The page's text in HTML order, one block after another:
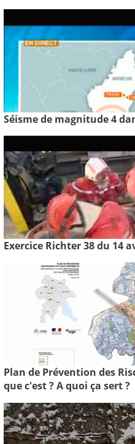
Séisme de magnitude 4
Exercice Richter 38 du 14
Plan de Prévention des
que c'est ? A quoi ça sert ?